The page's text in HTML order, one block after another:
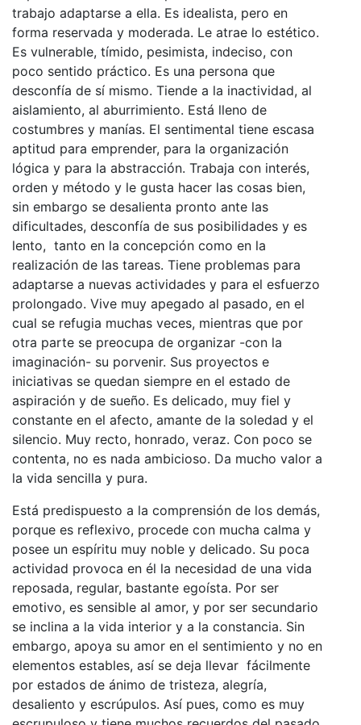
trabajo adaptarse a ella. Es idealista, pero en
forma reservada y moderada. Le atrae lo estético.
Es vulnerable, tímido, pesimista, indeciso, con
poco sentido práctico. Es una persona que
desconfía de sí mismo. Tiende a la inactividad, al
aislamiento, al aburrimiento. Está lleno de
costumbres y manías. El sentimental tiene escasa
aptitud para emprender, para la organización
lógica y para la abstracción. Trabaja con interés,
orden y método y le gusta hacer las cosas bien,
sin embargo se desalienta pronto ante las
dificultades, desconfía de sus posibilidades y es
lento, tanto en la concepción como en la
realización de las tareas. Tiene problemas para
adaptarse a nuevas actividades y para el esfuerzo
prolongado. Vive muy apegado al pasado, en el
cual se refugia muchas veces, mientras que por
otra parte se preocupa de organizar -con la
imaginación- su porvenir. Sus proyectos e
iniciativas se quedan siempre en el estado de
aspiración y de sueño. Es delicado, muy fiel y
constante en el afecto, amante de la soledad y el
silencio. Muy recto, honrado, veraz. Con poco se
contenta, no es nada ambicioso. Da mucho valor a
la vida sencilla y pura.
Está predispuesto a la comprensión de los demás,
porque es reflexivo, procede con mucha calma y
posee un espíritu muy noble y delicado. Su poca
actividad provoca en él la necesidad de una vida
reposada, regular, bastante egoísta. Por ser
emotivo, es sensible al amor, y por ser secundario
se inclina a la vida interior y a la constancia. Sin
embargo, apoya su amor en el sentimiento y no en
elementos estables, así se deja llevar fácilmente
por estados de ánimo de tristeza, alegría,
desaliento y escrúpulos. Así pues, como es muy